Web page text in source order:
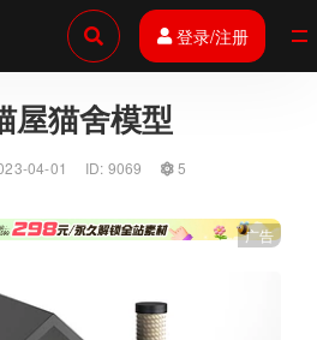
登录/注册
屋猫舍模型
04-01 ID: 9069 5
广告